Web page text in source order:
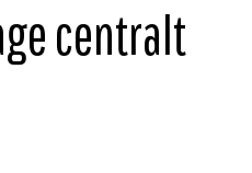
centralt